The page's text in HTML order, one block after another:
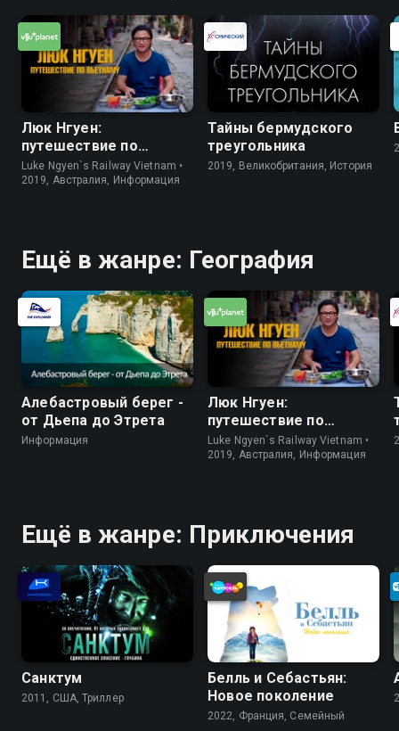
Люк Нгуен:
путешествие по
Вьетнаму
Luke Ngyen`s Railway Vietnam •
2019, Австралия, Информация
Тайны бермудского
треугольника
2019, Великобритания, История
Ещё в жанре: География
Алебастровый берег -
от Дьепа до Этрета
Информация
Люк Нгуен:
путешествие по
Вьетнаму
Luke Ngyen`s Railway Vietnam •
2019, Австралия, Информация
Ещё в жанре: Приключения
Санктум
2011, США, Триллер
Белль и Себастьян:
Новое поколение
2022, Франция, Cемейный